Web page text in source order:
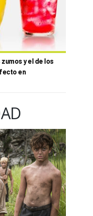
y el de los
en